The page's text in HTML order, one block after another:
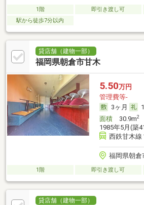
1階 即引き渡し可
駅から徒歩7分以内
貸店舗（建物一部）
福岡県朝倉市甘木
5.50万円
管理費等-
3ヶ月
面積30.9m2
1985年5月(築
西鉄甘木線
福岡県朝倉
1階 即引き渡し可
貸店舗（建物一部）